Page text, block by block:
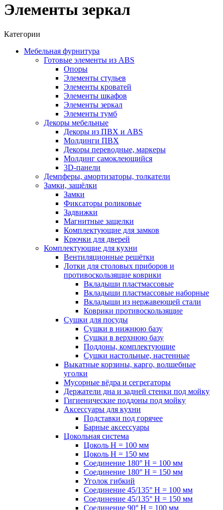
Элементы зеркал
Категории
Мебельная фурнитура
Готовые элементы из ABS
Опоры
Элементы стульев
Элементы кроватей
Элементы шкафов
Элементы зеркал
Элементы тумб
Декоры мебельные
Декоры из ПВХ и ABS
Молдинги ПВХ
Декоры переводные, маркеры
Молдинг самоклеющийся
3D-панели
Демпферы, амортизаторы, толкатели
Замки, защёлки
Замки
Фиксаторы роликовые
Задвижки
Магнитные защелки
Комплектующие для замков
Крючки для дверей
Комплектующие для кухни
Вентиляционные решётки
Лотки для столовых приборов и
противоскользящие коврики
Вкладыши пластмассовые
Вкладыши пластмассовые наборные
Вкладыши из нержавеющей стали
Коврики противоскользящие
Сушки для посуды
Сушки в нижнюю базу
Сушки в верхнюю базу
Поддоны, комплектующие
Сушки настольные, настенные
Выкатные корзины, карго, волшебные
уголки
Мусорные вёдра и сегрегаторы
Держатели дна и задней стенки под мойку
Гигиенические поддоны под мойку
Аксессуары для кухни
Подставки под горячее
Барные аксессуары
Цокольная система
Цоколь H = 100 мм
Цоколь H = 150 мм
Соединение 180° H = 100 мм
Соединение 180° H = 150 мм
Уголок гибкий
Соединение 45/135° H = 100 мм
Соединение 45/135° H = 150 мм
Соединение 90° H = 100 мм